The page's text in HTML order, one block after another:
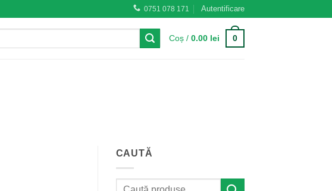
0751 078 171 Autentificare
Coș /0.00 lei 0
CAUTĂ